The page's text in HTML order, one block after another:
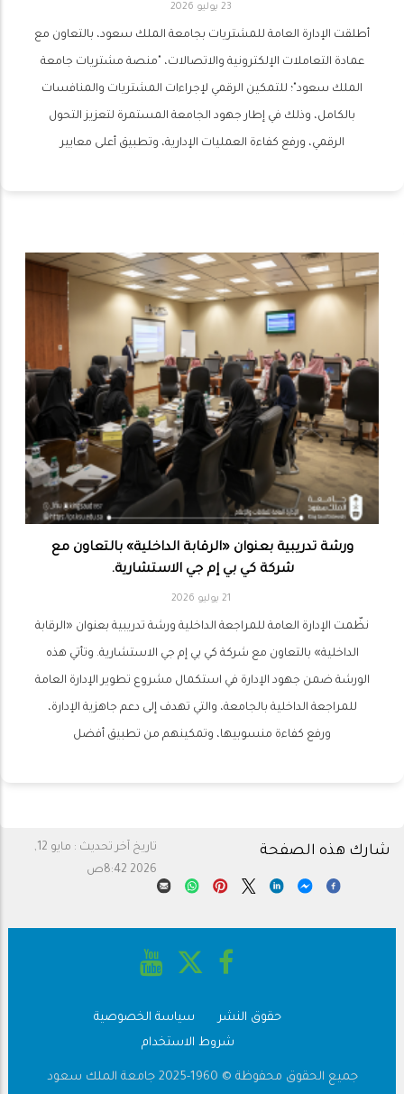
23 يوليو 2026
أطلقت الإدارة العامة للمشتريات بجامعة الملك سعود، بالتعاون مع
عمادة التعاملات الإلكترونية والاتصالات، "منصة مشتريات جامعة
الملك سعود"؛ للتمكين الرقمي لإجراءات المشتريات والمنافسات
بالكامل، وذلك في إطار جهود الجامعة المستمرة لتعزيز التحول
الرقمي، ورفع كفاءة العمليات الإدارية، وتطبيق أعلى معايير
ورشة تدريبية بعنوان «الرقابة الداخلية» بالتعاون مع
شركة كي بي إم جي الاستشارية.
21 يوليو 2026
نظّمت الإدارة العامة للمراجعة الداخلية ورشة تدريبية بعنوان «الرقابة
الداخلية» بالتعاون مع شركة كي بي إم جي الاستشارية. وتأتي هذه
الورشة ضمن جهود الإدارة في استكمال مشروع تطوير الإدارة العامة
للمراجعة الداخلية بالجامعة، والتي تهدف إلى دعم جاهزية الإدارة،
ورفع كفاءة منسوبيها، وتمكينهم من تطبيق أفضل
تاريخ آخر تحديث :
مايو 12,
2026 8:42ص
شارك هذه الصفحة
حقوق النشر
سياسة الخصوصية
شروط الاستخدام
جميع الحقوق محفوظة © 1960-2025 جامعة الملك سعود